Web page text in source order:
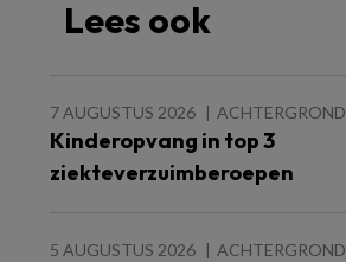
Lees ook
7 AUGUSTUS 2026 ACHTERGROND
Kinderopvang in top 3
ziekteverzuimberoepen
5 AUGUSTUS 2026 ACHTERGROND